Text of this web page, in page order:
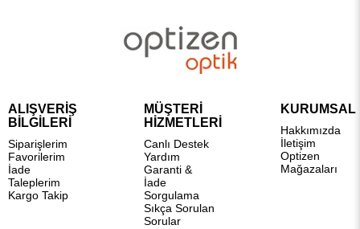
ALIŞVERİŞ
BİLGİLERİ
Siparişlerim
Favorilerim
İade
Taleplerim
Kargo Takip
MÜŞTERİ
HİZMETLERİ
Canlı Destek
Yardım
Garanti &
İade
Sorgulama
Sıkça Sorulan
Sorular
KURUMSAL
Hakkımızda
İletişim
Optizen
Mağazaları